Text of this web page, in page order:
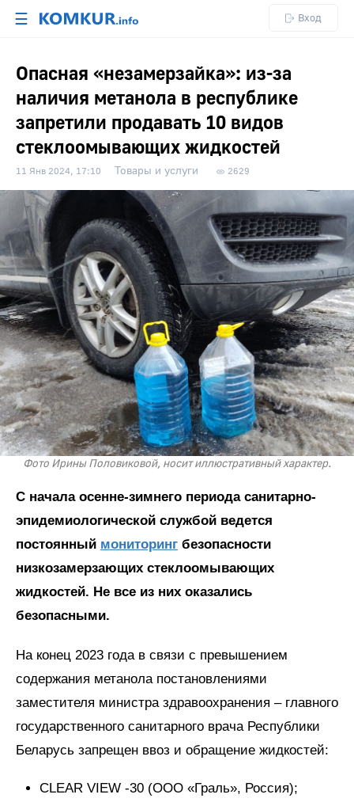
☰ Вход
Опасная «незамерзайка»: из-за
наличия метанола в республике
запретили продавать 10 видов
стеклоомывающих жидкостей
11 Янв 2024, 17:10 Товары и услуги 2629
Фото Ирины Половиковой, носит иллюстративный характер.
С начала осенне-зимнего периода санитарно-
эпидемиологической службой ведется
постоянный мониторинг безопасности
низкозамерзающих стеклоомывающих
жидкостей. Не все из них оказались
безопасными.
На конец 2023 года в связи с превышением
содержания метанола постановлениями
заместителя министра здравоохранения – главного
государственного санитарного врача Республики
Беларусь запрещен ввоз и обращение жидкостей:
CLEAR VIEW -30 (ООО «Граль», Россия);